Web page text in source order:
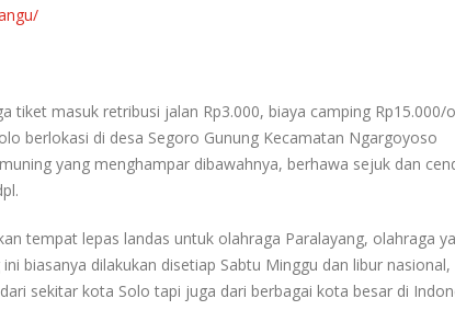
masuk retribusi jalan Rp3.000, biaya camping Rp15.000/
berlokasi di desa Segoro Gunung Kecamatan Ngargoyoso
yang menghampar dibawahnya, berhawa sejuk dan
tempat lepas landas untuk olahraga Paralayang, olahraga
biasanya dilakukan disetiap Sabtu Minggu dan libur nasional,
sekitar kota Solo tapi juga dari berbagai kota besar di